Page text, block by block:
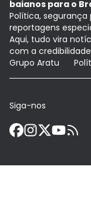
baianos para o
Política,
reportagens
Aqui, tudo vira
com a
Grupo Aratu
Siga-nos